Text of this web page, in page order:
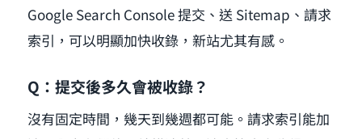
Google Search Console 提交、送 Sitemap、請求
索引，可以明顯加快收錄，新站尤其有感。
Q：提交後多久會被收錄？
沒有固定時間，幾天到幾週都可能。請求索引能加